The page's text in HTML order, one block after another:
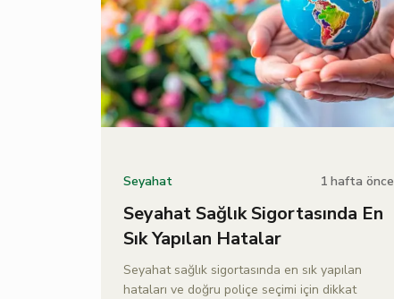
Seyahat 1 hafta önce
Seyahat Sağlık Sigortasında En
Sık Yapılan Hatalar
Seyahat sağlık sigortasında en sık yapılan
hataları ve doğru poliçe seçimi için dikkat